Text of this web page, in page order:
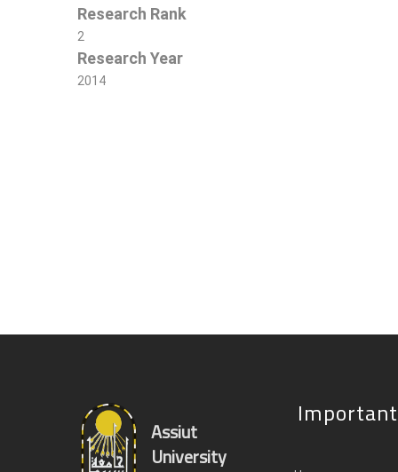
Research Rank
2
Research Year
2014
Assiut
University